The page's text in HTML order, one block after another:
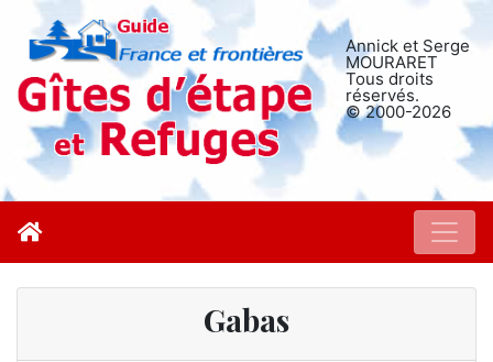
Annick et Serge
MOURARET
Tous droits
réservés.
© 2000-2026
Gabas